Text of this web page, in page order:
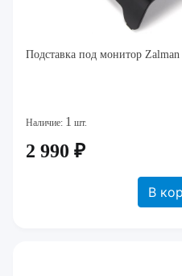
Подставка под монитор
Наличие: 1 шт.
2 990 ₽
В